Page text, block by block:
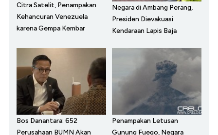
Citra Satelit, Penampakan
Kehancuran Venezuela
karena Gempa Kembar
Negara di Ambang Perang,
Presiden Dievakuasi
Kendaraan Lapis Baja
Bos Danantara: 652
Perusahaan BUMN Akan
Penampakan Letusan
Gunung Fuego, Negara